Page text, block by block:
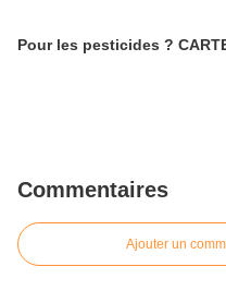
Pour les
Commentaires
Ajouter un